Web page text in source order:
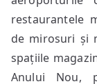
restaurantele
de mirosuri și
spațiile
Anului Nou,